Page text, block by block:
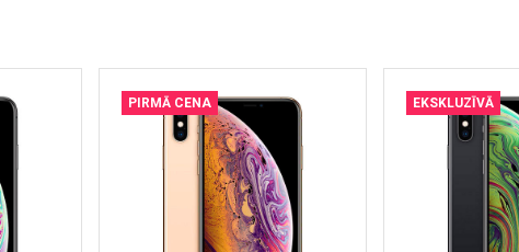
PIRMĀ CENA EKSKLUZĪVĀ